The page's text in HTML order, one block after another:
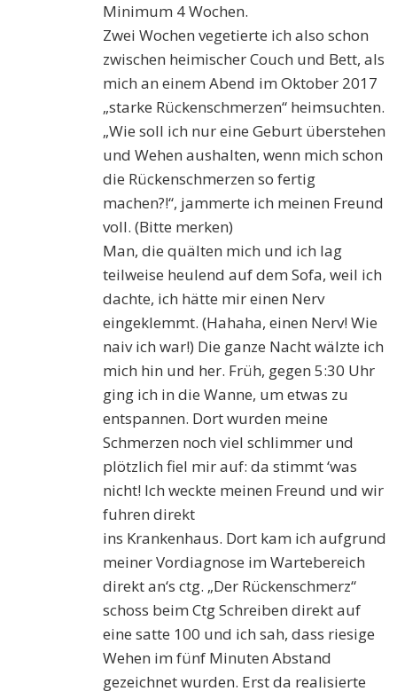
Minimum 4 Wochen.
Zwei Wochen vegetierte ich also schon
zwischen heimischer Couch und Bett, als
mich an einem Abend im Oktober 2017
„starke Rückenschmerzen“ heimsuchten.
„Wie soll ich nur eine Geburt überstehen
und Wehen aushalten, wenn mich schon
die Rückenschmerzen so fertig
machen?!“, jammerte ich meinen Freund
voll. (Bitte merken)
Man, die quälten mich und ich lag
teilweise heulend auf dem Sofa, weil ich
dachte, ich hätte mir einen Nerv
eingeklemmt. (Hahaha, einen Nerv! Wie
naiv ich war!) Die ganze Nacht wälzte ich
mich hin und her. Früh, gegen 5:30 Uhr
ging ich in die Wanne, um etwas zu
entspannen. Dort wurden meine
Schmerzen noch viel schlimmer und
plötzlich fiel mir auf: da stimmt ‘was
nicht! Ich weckte meinen Freund und wir
fuhren direkt
ins Krankenhaus. Dort kam ich aufgrund
meiner Vordiagnose im Wartebereich
direkt an‘s ctg. „Der Rückenschmerz“
schoss beim Ctg Schreiben direkt auf
eine satte 100 und ich sah, dass riesige
Wehen im fünf Minuten Abstand
gezeichnet wurden. Erst da realisierte